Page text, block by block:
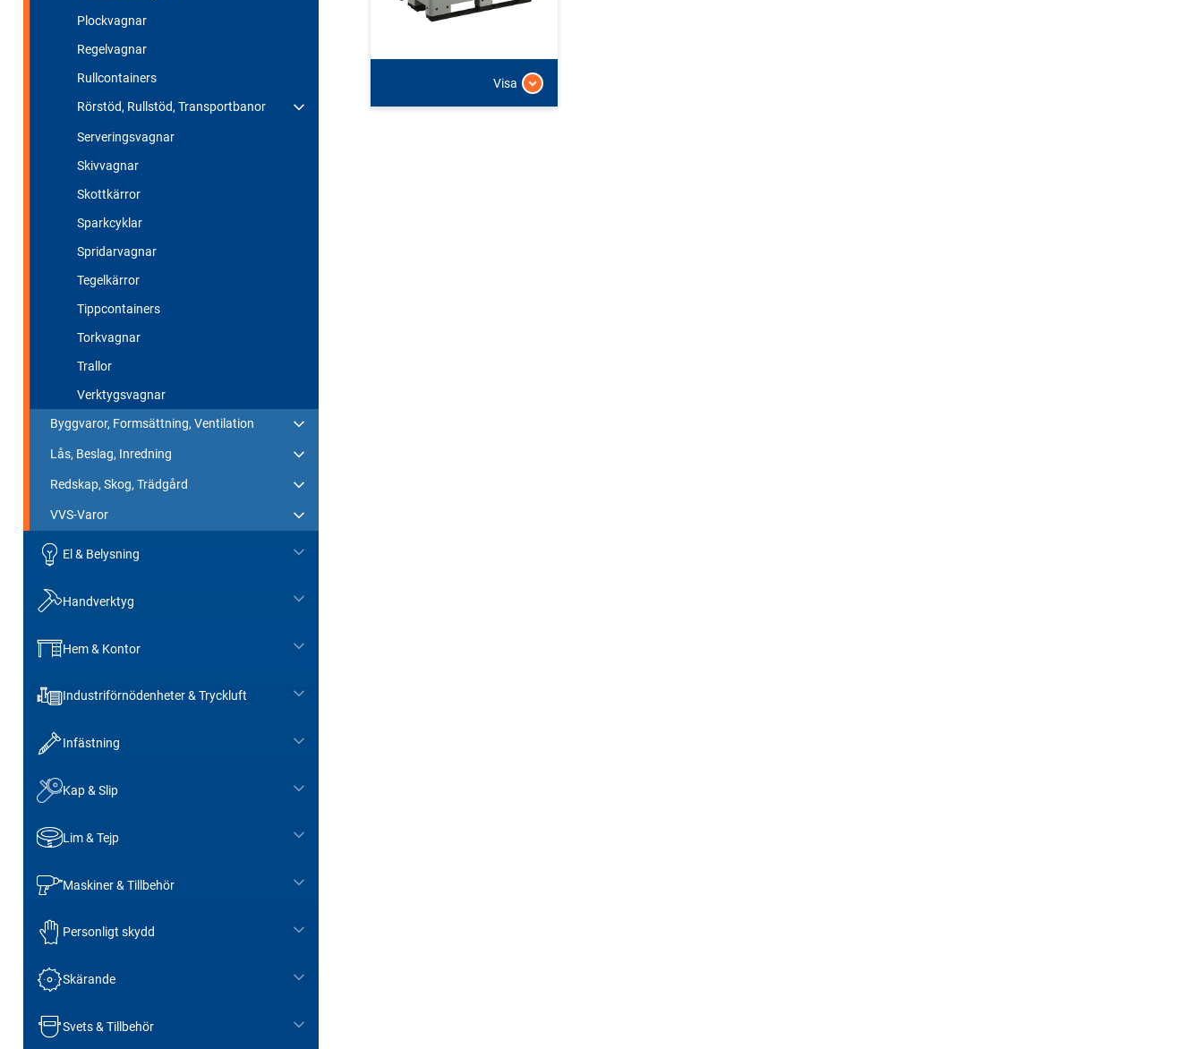
Plockvagnar
Regelvagnar
Rullcontainers
Rörstöd, Rullstöd, Transportbanor
Serveringsvagnar
Skivvagnar
Skottkärror
Sparkcyklar
Spridarvagnar
Tegelkärror
Tippcontainers
Torkvagnar
Trallor
Verktygsvagnar
Byggvaror, Formsättning, Ventilation
Lås, Beslag, Inredning
Redskap, Skog, Trädgård
VVS-Varor
El & Belysning
Handverktyg
Hem & Kontor
Industriförnödenheter & Tryckluft
Infästning
Kap & Slip
Lim & Tejp
Maskiner & Tillbehör
Personligt skydd
Skärande
Svets & Tillbehör
Visa